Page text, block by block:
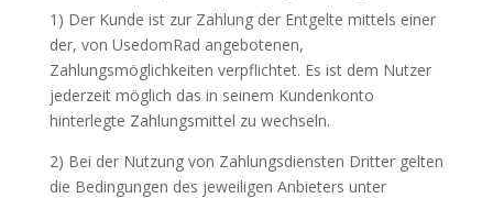
1) Der Kunde ist zur Zahlung der Entgelte mittels einer
der, von UsedomRad angebotenen,
Zahlungsmöglichkeiten verpflichtet. Es ist dem Nutzer
jederzeit möglich das in seinem Kundenkonto
hinterlegte Zahlungsmittel zu wechseln.
2) Bei der Nutzung von Zahlungsdiensten Dritter gelten
die Bedingungen des jeweiligen Anbieters unter